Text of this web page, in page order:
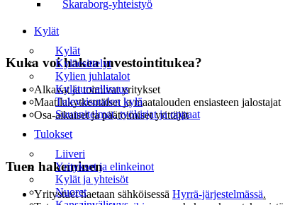
Skaraborg-yhteistyö
Kylät
Kylät
Kyläesittelyt
Kylien juhlatalot
Kyläturvallisuus
Tulevaisuuden kylä
Suunnitelmat, työkirjat ja oppaat
Tulokset
Liiveri
Yritykset ja elinkeinot
Kylät ja yhteisöt
Nuoret
Kuka voi hakea investointitukea?
Alkavat ja toimivat yritykset
Maatilakytkentäiset ja maatalouden ensiasteen jalostajat
Osa-aikaiset ja päätoimiset yrittäjät
Tuen hakeminen
Yritystuet haetaan sähköisessä Hyrrä-järjestelmässä.